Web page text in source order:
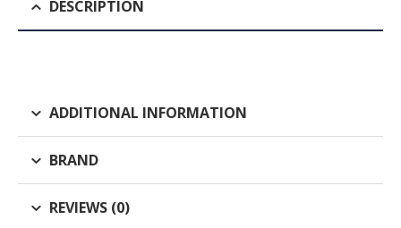
DESCRIPTION
ADDITIONAL INFORMATION
BRAND
REVIEWS (0)